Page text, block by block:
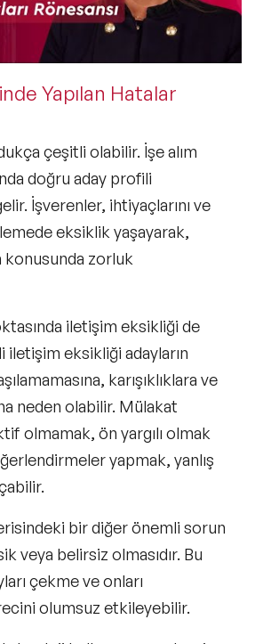
Yapılan Hatalar
çeşitli olabilir. İşe alım
doğru aday profili
İşverenler, ihtiyaçlarını ve
eksiklik yaşayarak,
konusunda zorluk
iletişim eksikliği de
iletişim eksikliği adayların
karışıklıklara ve
neden olabilir. Mülakat
olmamak, ön yargılı olmak
yapmak, yanlış
bir diğer önemli sorun
veya belirsiz olmasıdır. Bu
çekme ve onları
olumsuz etkileyebilir.